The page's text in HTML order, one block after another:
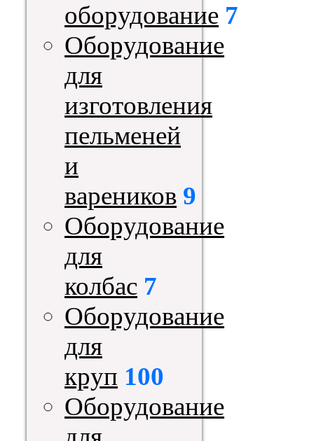
оборудование 7
Оборудование
для
изготовления
пельменей
и
вареников 9
Оборудование
для
колбас 7
Оборудование
для
круп 100
Оборудование